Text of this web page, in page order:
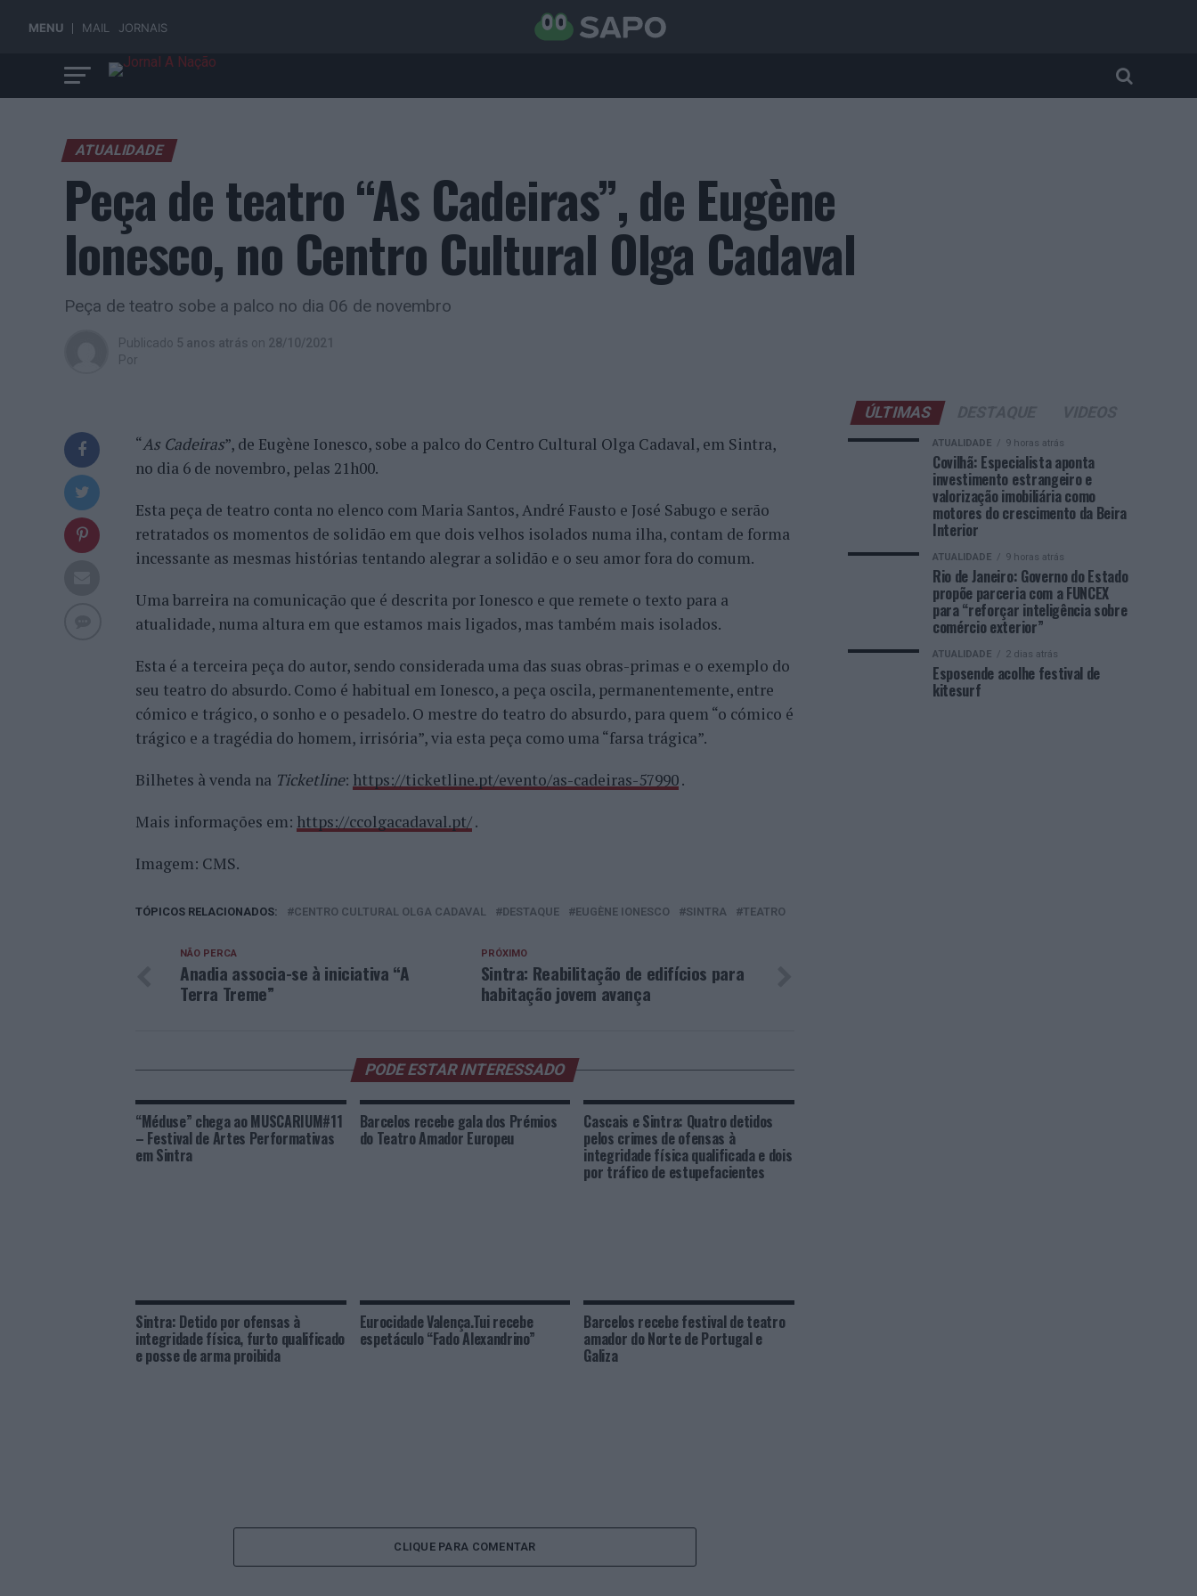
MENU MAIL JORNAIS
ATUALIDADE
Peça de teatro “As Cadeiras”, de Eugène
Ionesco, no Centro Cultural Olga Cadaval
Peça de teatro sobe a palco no dia 06 de novembro
Publicado 5 anos atrás on 28/10/2021
Por
“As Cadeiras”, de Eugène Ionesco, sobe a palco do Centro Cultural Olga Cadaval, em Sintra,
no dia 6 de novembro, pelas 21h00.
Esta peça de teatro conta no elenco com Maria Santos, André Fausto e José Sabugo e serão
retratados os momentos de solidão em que dois velhos isolados numa ilha, contam de forma
incessante as mesmas histórias tentando alegrar a solidão e o seu amor fora do comum.
Uma barreira na comunicação que é descrita por Ionesco e que remete o texto para a
atualidade, numa altura em que estamos mais ligados, mas também mais isolados.
Esta é a terceira peça do autor, sendo considerada uma das suas obras-primas e o exemplo do
seu teatro do absurdo. Como é habitual em Ionesco, a peça oscila, permanentemente, entre
cómico e trágico, o sonho e o pesadelo. O mestre do teatro do absurdo, para quem “o cómico é
trágico e a tragédia do homem, irrisória”, via esta peça como uma “farsa trágica”.
Bilhetes à venda na Ticketline: https://ticketline.pt/evento/as-cadeiras-57990.
Mais informações em: https://ccolgacadaval.pt/.
Imagem: CMS.
TÓPICOS RELACIONADOS: CENTRO CULTURAL OLGA CADAVAL DESTAQUE EUGÈNE IONESCO SINTRA TEATRO
PRÓXIMO
Sintra: Reabilitação de edifícios para
habitação jovem avança
NÃO PERCA
Anadia associa-se à iniciativa “A
Terra Treme”
PODE ESTAR INTERESSADO
“Méduse” chega ao MUSCARIUM#11
– Festival de Artes Performativas
em Sintra
Barcelos recebe gala dos Prémios
do Teatro Amador Europeu
Cascais e Sintra: Quatro detidos
pelos crimes de ofensas à
integridade física qualificada e dois
por tráfico de estupefacientes
Sintra: Detido por ofensas à
integridade física, furto qualificado
e posse de arma proibida
Eurocidade Valença.Tui recebe
espetáculo “Fado Alexandrino”
Barcelos recebe festival de teatro
amador do Norte de Portugal e
Galiza
CLIQUE PARA COMENTAR
ÚLTIMAS
ATUALIDADE 9 horas atrás
Covilhã: Especialista aponta
investimento estrangeiro e
valorização imobiliária como
motores do crescimento da Beira
Interior
ATUALIDADE 9 horas atrás
Rio de Janeiro: Governo do Estado
propõe parceria com a FUNCEX
para “reforçar inteligência sobre
comércio exterior”
ATUALIDADE 2 dias atrás
Esposende acolhe festival de
kitesurf